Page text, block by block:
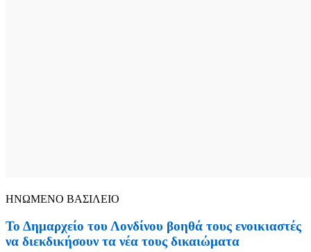
ΗΝΩΜΕΝΟ ΒΑΣΙΛΕΙΟ
Το Δημαρχείο του Λονδίνου βοηθά τους ενοικιαστές
να διεκδικήσουν τα νέα τους δικαιώματα